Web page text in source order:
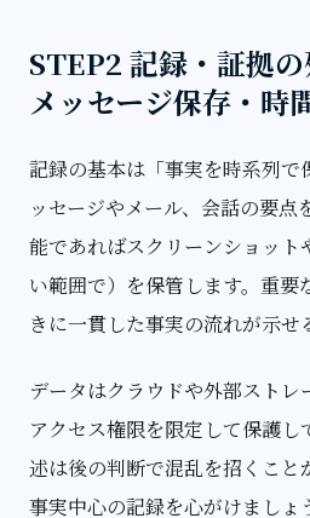
STEP2 記録・証拠
メッセージ保存・時
記録の基本は「事実を時系列で
ッセージやメール、会話の要
能であればスクリーンショット
い範囲で）を保管します。重要
きに一貫した事実の流れが示せ
データはクラウドや外部ストレ
アクセス権限を限定して保護
述は後の判断で混乱を招くこと
事実中心の記録を心がけましょ